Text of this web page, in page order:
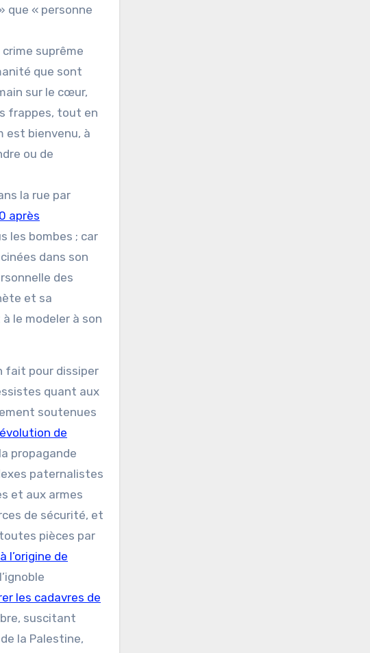
que « personne
suprême
que sont
sur le cœur,
frappes, tout en
est bienvenu, à
ou de
la rue par
après
les bombes ; car
dans son
des
et sa
le modeler à son
fait pour dissiper
quant aux
soutenues
de
propagande
paternalistes
et aux armes
de sécurité, et
pièces par
l’origine de
les cadavres de
suscitant
la Palestine,